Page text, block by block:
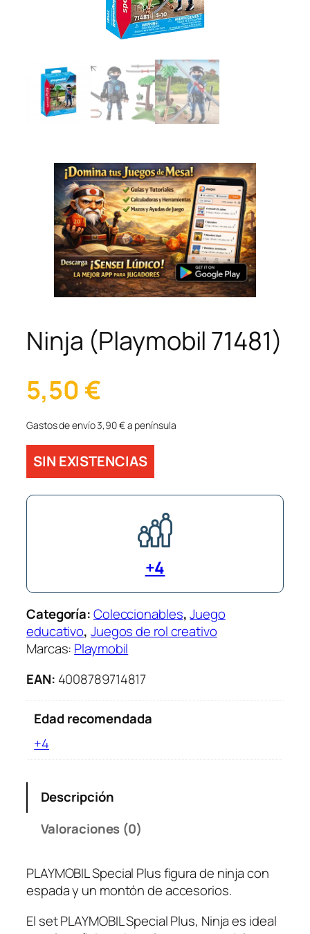
Ninja (Playmobil 71481)
5,50 €
Gastos de envío 3,90 € a península
SIN EXISTENCIAS
+4
Categoría:Coleccionables, Juego
educativo, Juegos de rol creativo
Marcas: Playmobil
EAN: 4008789714817
Edad recomendada
+4
Descripción
Valoraciones (0)
PLAYMOBIL Special Plus figura de ninja con
espada y un montón de accesorios.
El set PLAYMOBIL Special Plus, Ninja es ideal